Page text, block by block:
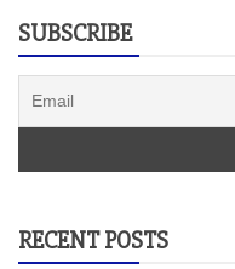
SUBSCRIBE
RECENT POSTS